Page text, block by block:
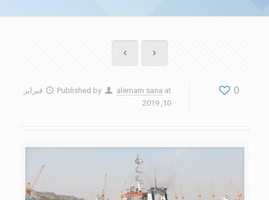
0
Published by alemam sana at
فبراير
10, 2019